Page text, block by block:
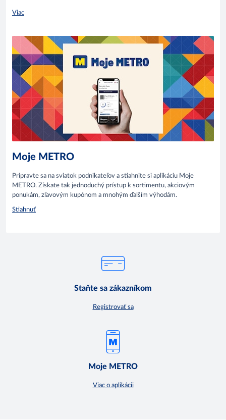
Viac
Moje METRO
Pripravte sa na sviatok podnikateľov a stiahnite si aplikáciu Moje
METRO. Získate tak jednoduchý prístup k sortimentu, akciovým
ponukám, zľavovým kupónom a mnohým ďalším výhodám.
Stiahnuť
Staňte sa zákazníkom
Registrovať sa
Moje METRO
Viac o aplikácii